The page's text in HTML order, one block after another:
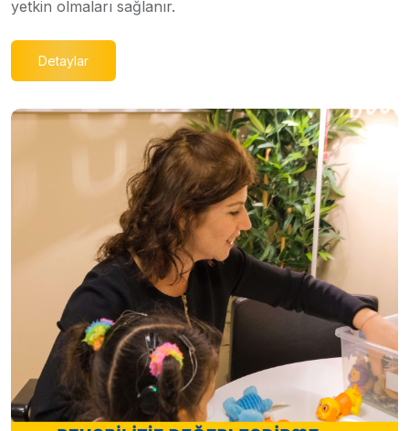
yetkin olmaları sağlanır.
Detaylar